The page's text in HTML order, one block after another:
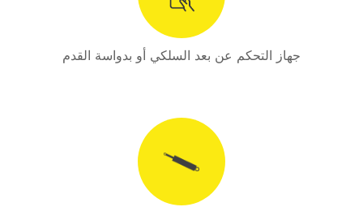
جهاز التحكم عن بعد السلكي أو بدواسة القدم